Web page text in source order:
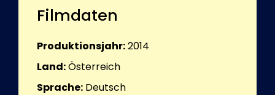
Filmdaten
Produktionsjahr:2014
Land:Österreich
Sprache: Deutsch